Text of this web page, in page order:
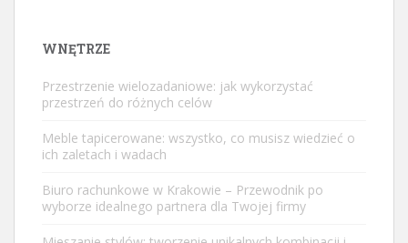
WNĘTRZE
Przestrzenie wielozadaniowe: jak wykorzystać
przestrzeń do różnych celów
Meble tapicerowane: wszystko, co musisz wiedzieć o
ich zaletach i wadach
Biuro rachunkowe w Krakowie – Przewodnik po
wyborze idealnego partnera dla Twojej firmy